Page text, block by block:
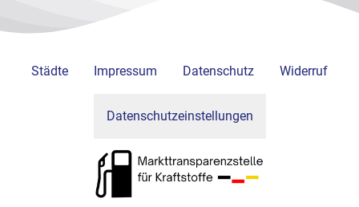
Städte Impressum Datenschutz Widerruf
Datenschutzeinstellungen